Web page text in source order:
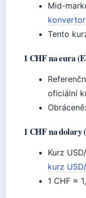
Mid-
konvertor
Tento
1 CHF na eura
oficiální
1 CHF na dolary
Kurz
kurz
1 CHF ≈